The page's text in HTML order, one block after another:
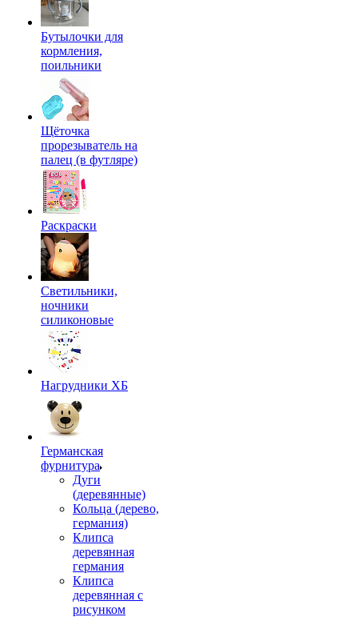
Бутылочки для
кормления,
поильники
Щёточка
прорезыватель на
палец (в футляре)
Раскраски
Светильники,
ночники
силиконовые
Нагрудники ХБ
Германская
фурнитура
Дуги
(деревянные)
Кольца (дерево,
германия)
Клипса
деревянная
германия
Клипса
деревянная с
рисунком